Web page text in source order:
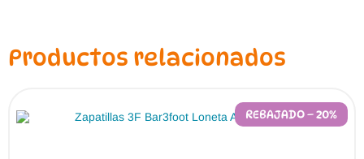
Productos relacionados
REBAJADO – 20%